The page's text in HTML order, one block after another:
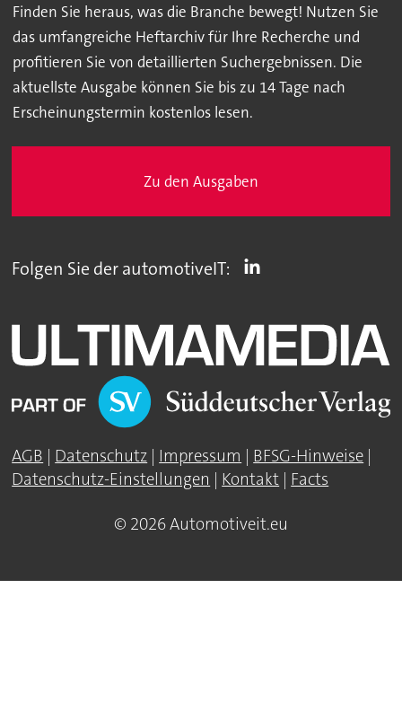
Finden Sie heraus, was die Branche bewegt! Nutzen Sie
das umfangreiche Heftarchiv für Ihre Recherche und
profitieren Sie von detaillierten Suchergebnissen. Die
aktuellste Ausgabe können Sie bis zu 14 Tage nach
Erscheinungstermin kostenlos lesen.
Zu den Ausgaben
Folgen Sie der automotiveIT:
AGB | Datenschutz | Impressum | BFSG-Hinweise |
Datenschutz-Einstellungen | Kontakt | Facts
© 2026 Automotiveit.eu